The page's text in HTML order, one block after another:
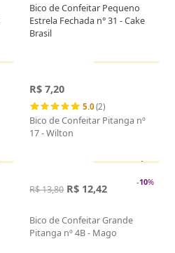
Bico de Confeitar Pequeno
Estrela Fechada n° 31 - Cake
Brasil
R$ 7,20
5.0(2)
Bico de Confeitar Pitanga nº
17 - Wilton
-10%
R$ 13,80 R$ 12,42
Bico de Confeitar Grande
Pitanga nº 4B - Mago